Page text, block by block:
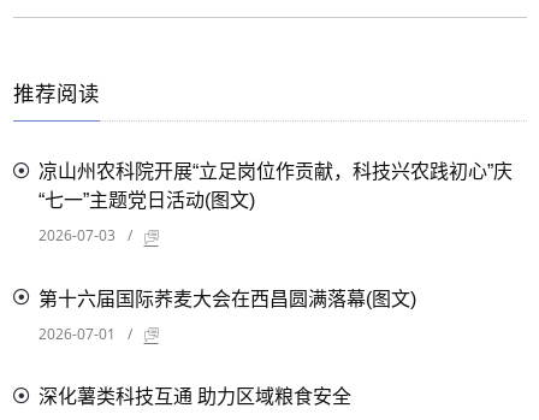
推荐阅读
凉山州农科院开展“立足岗位作贡献，科技兴农践初心”庆
“七一”主题党日活动(图文)
2026-07-03
/
第十六届国际荞麦大会在西昌圆满落幕(图文)
2026-07-01
/
深化薯类科技互通 助力区域粮食安全